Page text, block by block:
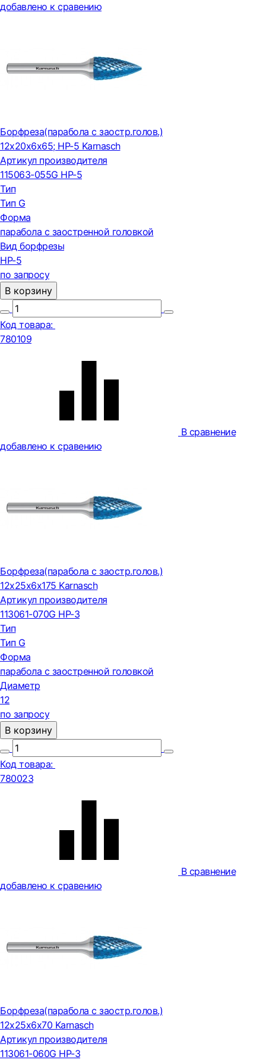
добавлено к сравению
Борфреза(парабола с заостр.голов.)
12x20x6x65; HP-5 Karnasch
Артикул производителя
115063-055G HP-5
Тип
Тип G
Форма
парабола с заостренной головкой
Вид борфрезы
HP-5
по запросу
В корзину
Код товара:
780109
В сравнение
добавлено к сравению
Борфреза(парабола с заостр.голов.)
12х25х6х175 Karnasch
Артикул производителя
113061-070G HP-3
Тип
Тип G
Форма
парабола с заостренной головкой
Диаметр
12
по запросу
В корзину
Код товара:
780023
В сравнение
добавлено к сравению
Борфреза(парабола с заостр.голов.)
12х25х6х70 Karnasch
Артикул производителя
113061-060G HP-3